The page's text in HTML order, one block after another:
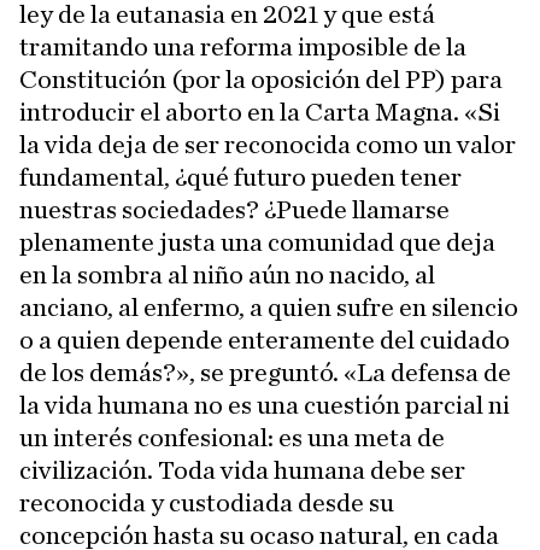
ley de la eutanasia en 2021 y que está
tramitando una reforma imposible de la
Constitución (por la oposición del PP) para
introducir el aborto en la Carta Magna. «Si
la vida deja de ser reconocida como un valor
fundamental, ¿qué futuro pueden tener
nuestras sociedades? ¿Puede llamarse
plenamente justa una comunidad que deja
en la sombra al niño aún no nacido, al
anciano, al enfermo, a quien sufre en silencio
o a quien depende enteramente del cuidado
de los demás?», se preguntó. «La defensa de
la vida humana no es una cuestión parcial ni
un interés confesional: es una meta de
civilización. Toda vida humana debe ser
reconocida y custodiada desde su
concepción hasta su ocaso natural, en cada